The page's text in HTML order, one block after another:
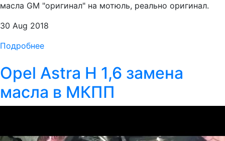
масла GM "оригинал" на мотюль, реально оригинал.
30 Aug 2018
Подробнее
Opel Astra H 1,6 замена
масла в МКПП